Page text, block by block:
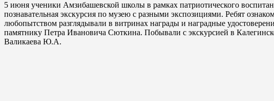
5 июня ученики Амзибашевской школы в рамках патриотического
познавательная экскурсия по музею с разными экспозициями. Ребят
любопытством разглядывали в витринах награды и наградные
памятнику Петра Ивановича Сюткина. Побывали с экскурсией в
Валикаева Ю.А.